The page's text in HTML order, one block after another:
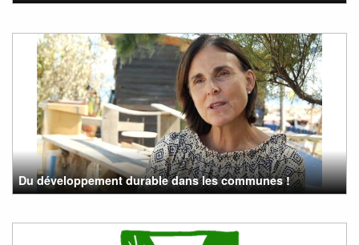
Du développement durable dans les communes !